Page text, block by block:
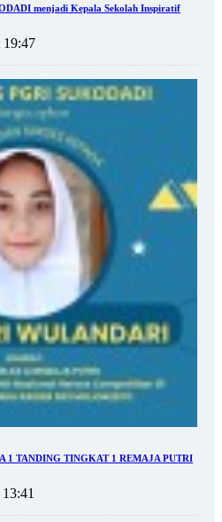
menjadi Kepala Sekolah Inspiratif
19:47
1 TANDING TINGKAT 1 REMAJA PUTRI